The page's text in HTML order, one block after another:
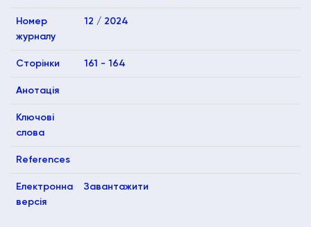
Номер
журналу
12 / 2024
Сторінки 161 - 164
Анотація
Ключові
слова
References
Електронна
версія
Завантажити